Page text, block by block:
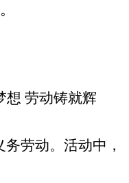
想 劳动铸就辉
劳动。活动中，